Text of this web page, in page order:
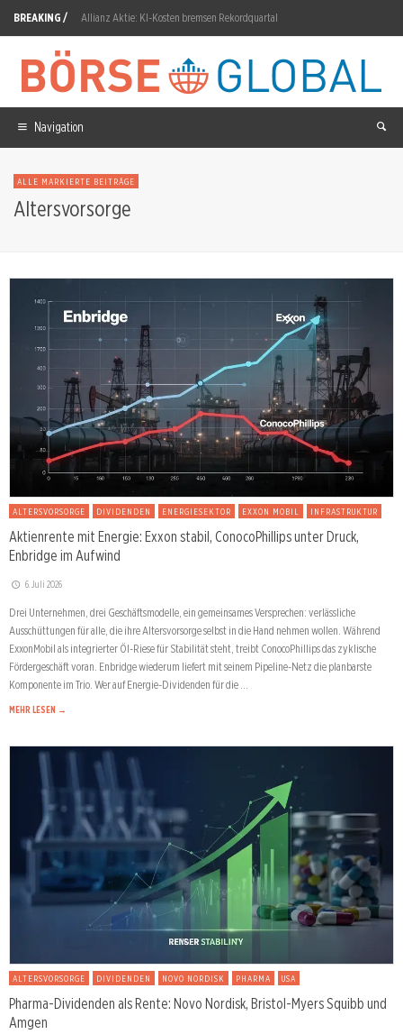
BREAKING / Allianz Aktie: KI-Kosten bremsen Rekordquartal
Peninsula Energy Aktie: 56-Millionen-Dollar-Finanzierung
AppLovin: 19-Prozent-Crash trotz Gewinnbeat
Radiant Uranium: Von TSX Venture zur CSE
Atlassian Aktie: RPO wächst 44 Prozent auf 4,817 Milliarden
Navigation
ALLE MARKIERTE BEITRÄGE
Altersvorsorge
ALTERSVORSORGE DIVIDENDEN ENERGIESEKTOR EXXON MOBIL INFRASTRUKTUR
Aktienrente mit Energie: Exxon stabil, ConocoPhillips unter Druck,
Enbridge im Aufwind
6. Juli 2026
Drei Unternehmen, drei Geschäftsmodelle, ein gemeinsames Versprechen: verlässliche
Ausschüttungen für alle, die ihre Altersvorsorge selbst in die Hand nehmen wollen. Während
ExxonMobil als integrierter Öl-Riese für Stabilität steht, treibt ConocoPhillips das zyklische
Fördergeschäft voran. Enbridge wiederum liefert mit seinem Pipeline-Netz die planbarste
Komponente im Trio. Wer auf Energie-Dividenden für die …
MEHR LESEN →
ALTERSVORSORGE DIVIDENDEN NOVO NORDISK PHARMA USA
Pharma-Dividenden als Rente: Novo Nordisk, Bristol-Myers Squibb und
Amgen